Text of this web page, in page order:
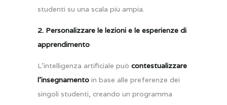
studenti su una scala più ampia.
2. Personalizzare le lezioni e le esperienze di
apprendimento
L’intelligenza artificiale può contestualizzare
l’insegnamento in base alle preferenze dei
singoli studenti, creando un programma